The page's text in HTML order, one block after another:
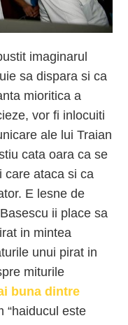
imaginarul
sa dispara si ca
mioritica a
vor fi inlocuiti
ale lui Traian
cata oara ca se
care ataca si ca
E lesne de
ii place sa
in mintea
unui pirat in
miturile
buna dintre
“haiducul este